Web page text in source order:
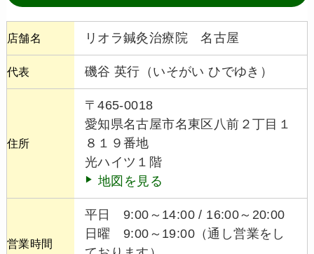
店舗名 リオラ鍼灸治療院 名古屋
代表 磯谷 英行（いそがい ひでゆき）
住所
〒465-0018
愛知県名古屋市名東区八前２丁目１
８１９番地
光ハイツ１階
地図を見る
営業時間
平日 9:00～14:00 / 16:00～20:00
日曜 9:00～19:00（通し営業をし